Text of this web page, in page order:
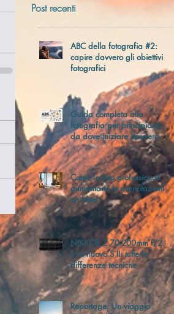
Post recenti
ABC della fotografia #2:
capire davvero gli obiettivi
fotografici
Guida completa alla
fotografia per principianti:
da dove iniziare davvero
Come le foto professionali
aumentano le prenotazioni di
un hotel
NIKKOR Z 70-200mm f/2.8
S vs nuovo S II: tutte le
differenze tecniche
Reportage: Un viaggio